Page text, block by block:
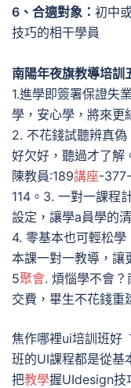
6、合適對象： 初中
技巧的相干學員
南陽年夜旗教導培訓
1.進學即簽署保證失
學，安心學，將來更
2. 不花錢試聽辨真
好欠好，聽過才了解
陳教員:189講座-
114。3. 一對一課程
設定，讓學a員學的
4. 零基本也可輕松
本課一對一教導，讓
5聚會. 煩惱學不會
交費，畢生不花錢重
焦作哪裡ui培訓班好
班的UI課程都是從基
把教學握UIdesign技